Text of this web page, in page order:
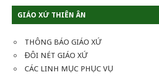
GIÁO XỨ THIÊN ÂN
THÔNG BÁO GIÁO XỨ
ĐÔI NÉT GIÁO XỨ
CÁC LINH MỤC PHỤC VỤ
viết